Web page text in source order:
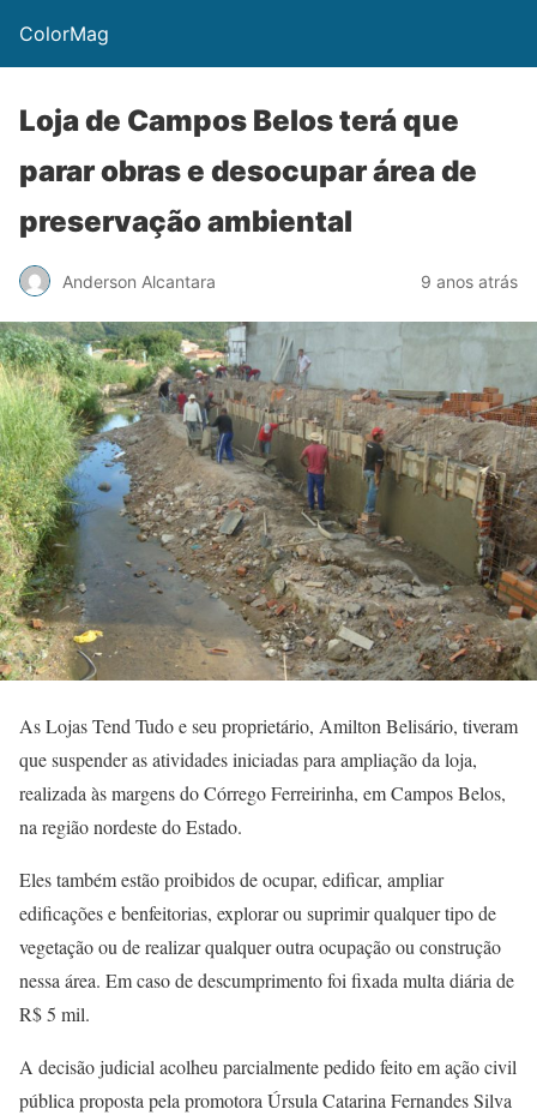
ColorMag
Loja de Campos Belos terá que
parar obras e desocupar área de
preservação ambiental
Anderson Alcantara 9 anos atrás
As Lojas Tend Tudo e seu proprietário, Amilton Belisário, tiveram
que suspender as atividades iniciadas para ampliação da loja,
realizada às margens do Córrego Ferreirinha, em Campos Belos,
na região nordeste do Estado.
Eles também estão proibidos de ocupar, edificar, ampliar
edificações e benfeitorias, explorar ou suprimir qualquer tipo de
vegetação ou de realizar qualquer outra ocupação ou construção
nessa área. Em caso de descumprimento foi fixada multa diária de
R$ 5 mil.
A decisão judicial acolheu parcialmente pedido feito em ação civil
pública proposta pela promotora Úrsula Catarina Fernandes Silva